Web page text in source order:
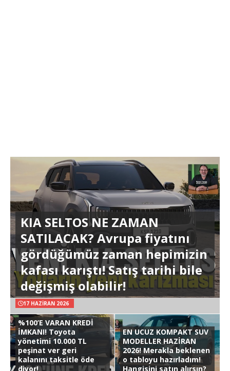
KIA SELTOS NE ZAMAN
SATILACAK? Avrupa fiyatını
gördüğümüz zaman hepimizin
kafası karıştı! Satış tarihi bile
değişmiş olabilir!
17 HAZIRAN 2026
%100’E VARAN KREDİ
İMKANI! Toyota
yönetimi 10.000 TL
peşinat ver geri
kalanını taksitle öde
diyor!
EN UCUZ KOMPAKT SUV
MODELLER HAZİRAN
2026! Merakla beklenen
o tabloyu hazırladım!
Hangisini satın alırsın?